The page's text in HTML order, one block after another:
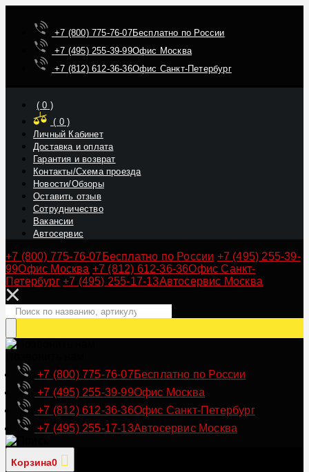
+7 (800) 775-76-07Бесплатно по России
+7 (495) 255-39-99Офис Москва
+7 (812) 612-36-36Офис Санкт-Петербург
(0 )
( 0)
Личный Кабинет
Доставка и оплата
Гарантия и возврат
Контакты/Схема проезда
Новости/Обзоры
Оставить отзыв
Сотрудничество
Вакансии
Автосервис
+7 (800) 775-76-07 Бесплатно по России +7 (495) 255-39-
99Офис Москва +7 (812) 612-36-36Офис Санкт-
Петербург +7 (495) 255-17-13Автосервис Москва
+7 (800) 775-76-07Бесплатно по России
+7 (495) 255-39-99Офис Москва
+7 (812) 612-36-36Офис Санкт-Петербург
+7 (495) 255-17-13Автосервис Москва
Корзина0